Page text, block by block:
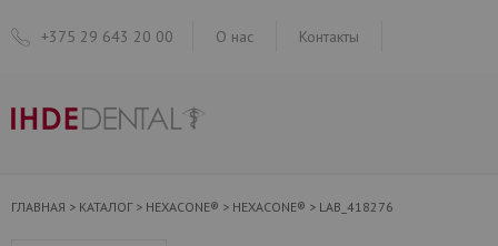
+375 29 643 20 00 О нас Контакты
ГЛАВНАЯ > КАТАЛОГ> HEXACONE® > HEXACONE® > LAB_418276